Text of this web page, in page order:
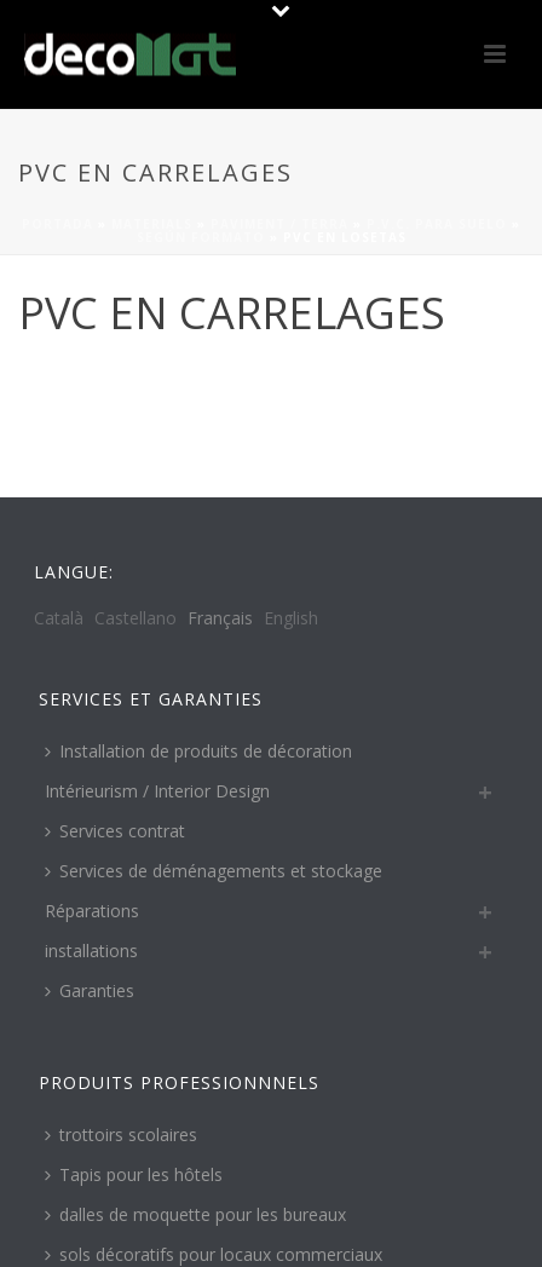
PVC EN CARRELAGES
PVC EN CARRELAGES
LANGUE:
Català Castellano Français English
SERVICES ET GARANTIES
Installation de produits de décoration
Intérieurism / Interior Design
Services contrat
Services de déménagements et stockage
Réparations
installations
Garanties
PRODUITS PROFESSIONNNELS
trottoirs scolaires
Tapis pour les hôtels
dalles de moquette pour les bureaux
sols décoratifs pour locaux commerciaux